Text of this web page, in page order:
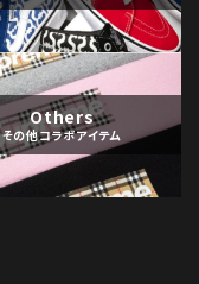
Others
その他コラボアイテム